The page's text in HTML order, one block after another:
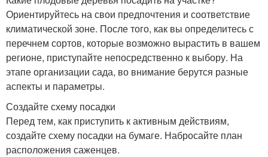
Ориентируйтесь на свои предпочтения и соответствие
климатической зоне. После того, как вы определитесь с
перечнем сортов, которые возможно вырастить в вашем
регионе, приступайте непосредственно к выбору. На
этапе организации сада, во внимание берутся разные
аспекты и параметры.
Создайте схему посадки
Перед тем, как приступить к активным действиям,
создайте схему посадки на бумаге. Набросайте план
расположения саженцев.